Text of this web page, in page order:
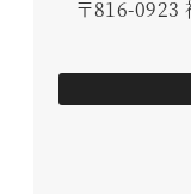
〒816-0923